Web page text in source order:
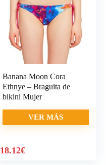
Banana Moon Cora
Ethnye – Braguita de
bikini Mujer
VER MÁS
18.12€